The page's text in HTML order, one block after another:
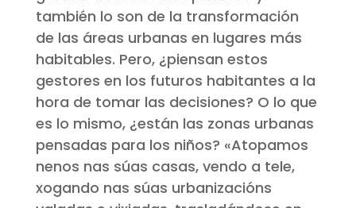
también lo son de la transformación
de las áreas urbanas en lugares más
habitables. Pero, ¿piensan estos
gestores en los futuros habitantes a la
hora de tomar las decisiones? O lo que
es lo mismo, ¿están las zonas urbanas
pensadas para los niños? «Atopamos
nenos nas súas casas, vendo a tele,
xogando nas súas urbanizacións